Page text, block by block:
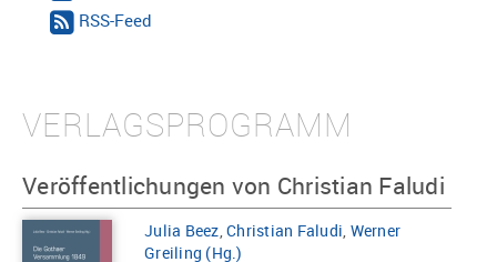
RSS-Feed
VERLAGSPROGRAMM
Veröffentlichungen von Christian Faludi
Julia Beez,Christian Faludi, Werner
Greiling (Hg.)